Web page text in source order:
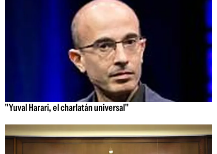
"Yuval Harari, el charlatán universal"